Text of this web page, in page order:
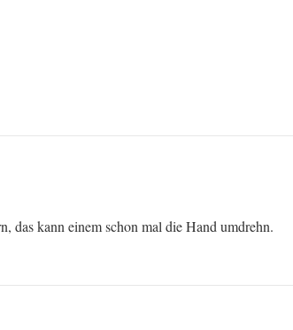
das kann einem schon mal die Hand umdrehn.